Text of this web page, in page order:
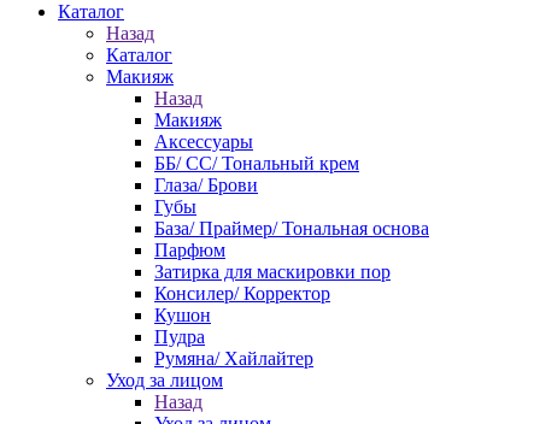
Каталог
Назад
Каталог
Макияж
Назад
Макияж
Аксессуары
ББ/ СС/ Тональный крем
Глаза/ Брови
Губы
База/ Праймер/ Тональная основа
Парфюм
Затирка для маскировки пор
Консилер/ Корректор
Кушон
Пудра
Румяна/ Хайлайтер
Уход за лицом
Назад